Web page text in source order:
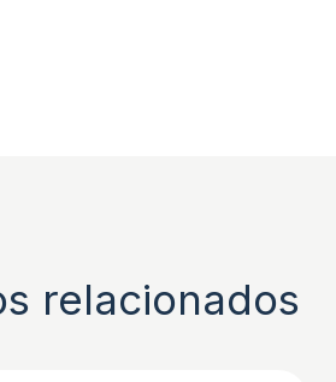
relacionados